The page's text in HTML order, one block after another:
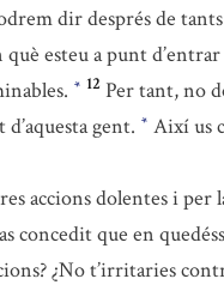
dir després de
esteu a punt
* 12 Per tant, no
gent. * Així us
accions dolentes i per
concedit que en
¿No t’irritaries